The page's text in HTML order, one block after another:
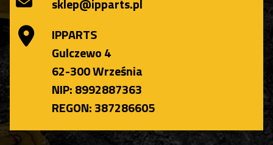
sklep@ipparts.pl
IPPARTS
Gulczewo 4
62-300 Września
NIP: 8992887363
REGON: 387286605